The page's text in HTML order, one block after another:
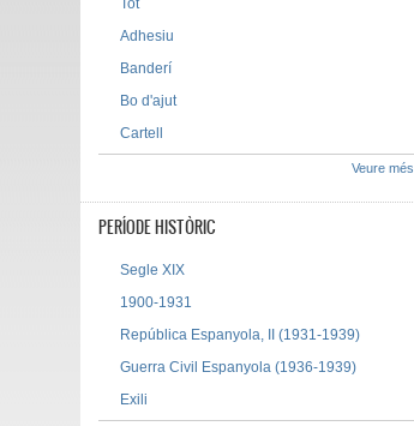
Tot
Adhesiu
Banderí
Bo d'ajut
Cartell
Veure més
PERÍODE HISTÒRIC
Segle XIX
1900-1931
República Espanyola, II (1931-1939)
Guerra Civil Espanyola (1936-1939)
Exili